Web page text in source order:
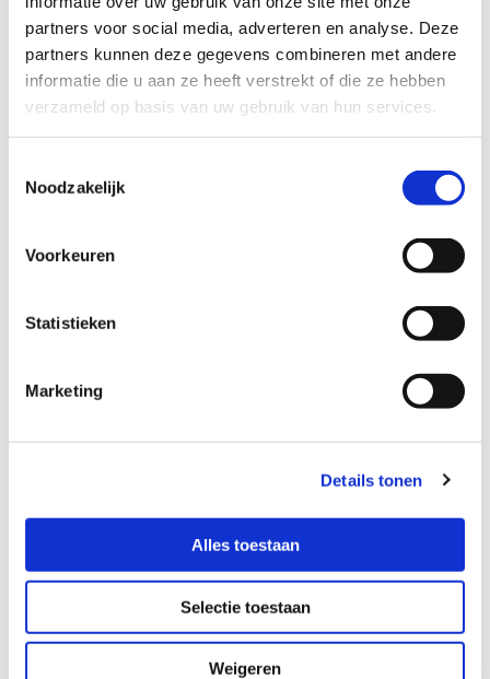
partners voor social media, adverteren en analyse. Deze
partners kunnen deze gegevens combineren met andere
informatie die u aan ze heeft verstrekt of die ze hebben
verzameld op basis van uw gebruik van hun services.
Noodzakelijk
Voorkeuren
Statistieken
Marketing
Details tonen
Alles toestaan
Selectie toestaan
Weigeren
€ 13.490,-
Lingzhida
€5.500,-